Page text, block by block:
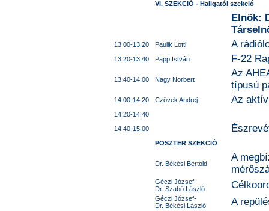
VI. SZEKCIÓ - Hallgatói szekció
Elnök:
13:00-13:20 Paulik Lotti A
13:20-13:40 Papp István F-22
13:40-14:00 Nagy Norbert
Az
típusú
14:00-14:20 Czövek Andrej Az
14:20-14:40
14:40-15:00
POSZTER SZEKCIÓ
Dr. Békési Bertold
A
Géczi József-
Dr. Szabó László
Géczi József-
Dr. Békési László
A